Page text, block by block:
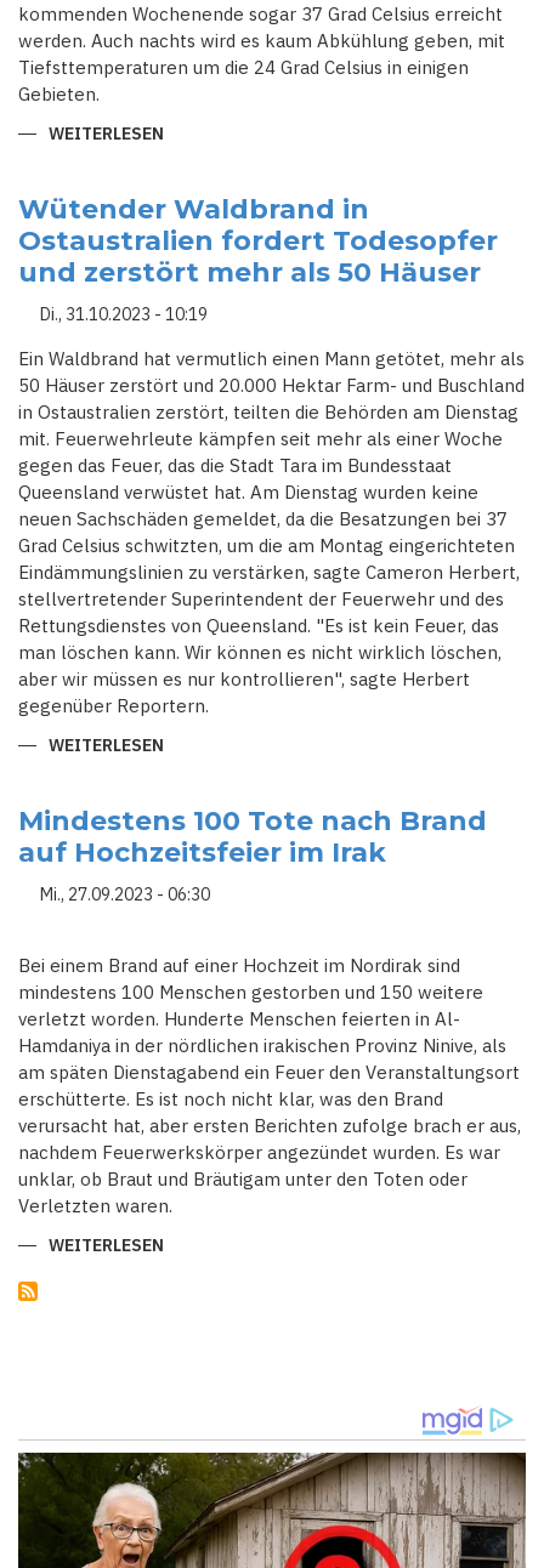
kommenden Wochenende sogar 37 Grad Celsius erreicht
werden. Auch nachts wird es kaum Abkühlung geben, mit
Tiefsttemperaturen um die 24 Grad Celsius in einigen
Gebieten.
WEITERLESEN
HITZEWELLE
UND
WALDBRÄNDE
SETZEN
LAND
UNTER
DRUCK
Wütender Waldbrand in
Ostaustralien fordert Todesopfer
und zerstört mehr als 50 Häuser
Di., 31.10.2023 - 10:19
Ein Waldbrand hat vermutlich einen Mann getötet, mehr als
50 Häuser zerstört und 20.000 Hektar Farm- und Buschland
in Ostaustralien zerstört, teilten die Behörden am Dienstag
mit. Feuerwehrleute kämpfen seit mehr als einer Woche
gegen das Feuer, das die Stadt Tara im Bundesstaat
Queensland verwüstet hat. Am Dienstag wurden keine
neuen Sachschäden gemeldet, da die Besatzungen bei 37
Grad Celsius schwitzten, um die am Montag eingerichteten
Eindämmungslinien zu verstärken, sagte Cameron Herbert,
stellvertretender Superintendent der Feuerwehr und des
Rettungsdienstes von Queensland. "Es ist kein Feuer, das
man löschen kann. Wir können es nicht wirklich löschen,
aber wir müssen es nur kontrollieren", sagte Herbert
gegenüber Reportern.
WEITERLESEN
OSTAUSTRALIEN
FORDERT
TODESOPFER
UND
MEHR
Mindestens 100 Tote nach Brand
auf Hochzeitsfeier im Irak
Mi., 27.09.2023 - 06:30
Bei einem Brand auf einer Hochzeit im Nordirak sind
mindestens 100 Menschen gestorben und 150 weitere
verletzt worden. Hunderte Menschen feierten in Al-
Hamdaniya in der nördlichen irakischen Provinz Ninive, als
am späten Dienstagabend ein Feuer den Veranstaltungsort
erschütterte. Es ist noch nicht klar, was den Brand
verursacht hat, aber ersten Berichten zufolge brach er aus,
nachdem Feuerwerkskörper angezündet wurden. Es war
unklar, ob Braut und Bräutigam unter den Toten oder
Verletzten waren.
WEITERLESEN